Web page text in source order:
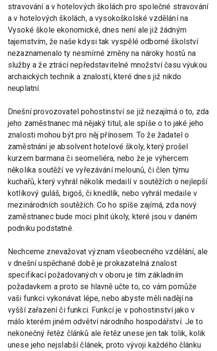
stravování a v hotelových školách pro společné stravování
a v hotelových školách, a vysokoškolské vzdělání na
Vysoké škole ekonomické, dnes není ale již žádným
tajemstvím, že naše kdysi tak vyspělé odborné školství
nezaznamenalo ty nesmírné změny na nároky hostů na
služby a že ztrácí nepředstavitelné množství času výukou
archaických technik a znalostí, které dnes již nikdo
neuplatní.
Dnešní provozovatel pohostinství se již nezajímá o to, zda
jeho zaměstnanec má nějaký titul, ale spíše o to jaké jeho
znalosti mohou být pro něj přínosem. To že žadatel o
zaměstnání je absolvent hotelové školy, který prošel
kurzem barmana či seomeliéra, nebo že je výhercem
několika soutěží ve vyřezávání melounů, či člen týmu
kuchařů, který vyhrál několik medailí v soutěžích o nejlepší
kotlíkový guláš, bigoš, či knedlík, nebo vyhrál medaile v
mezinárodních soutěžích. Co ho spíše zajímá, zda nový
zaměstnanec bude moci plnit úkoly, které jsou v daném
podniku podstatné.
Nechceme znevažovat význam všeobecného vzdělání, ale
v dnešní uspěchané době je prokazatelná znalost
specifikací požadovaných v oboru je tím základním
požadavkem a proto se hlavně učte to, co vám pomůže
vaši funkci vykonávat lépe, nebo abyste měli nadějí na
vyšší zařazení či funkci. Funkcí je v pohostinství jako v
málo kterém jiném odvětví národního hospodářství. Je to
nekonečný řetěz článků ale řetěz unese jen tak tolik, kolik
unese jeho nejslabší článek, proto vývoji každého článku